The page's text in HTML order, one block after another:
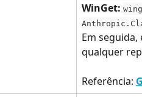
WinGet:
Em
qualquer
Referência: